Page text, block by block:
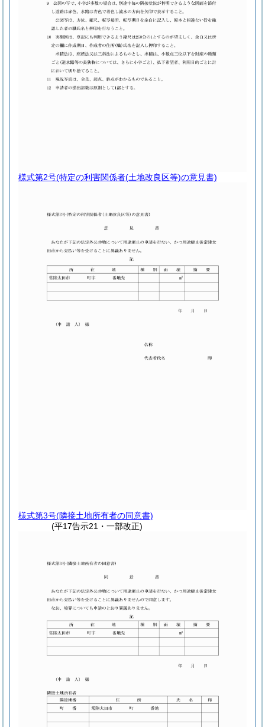
様式第2号(特定の利害関係者(土地改良区等)の意見書)
様式第3号(隣接土地所有者の同意書)
(平17告示21・一部改正)